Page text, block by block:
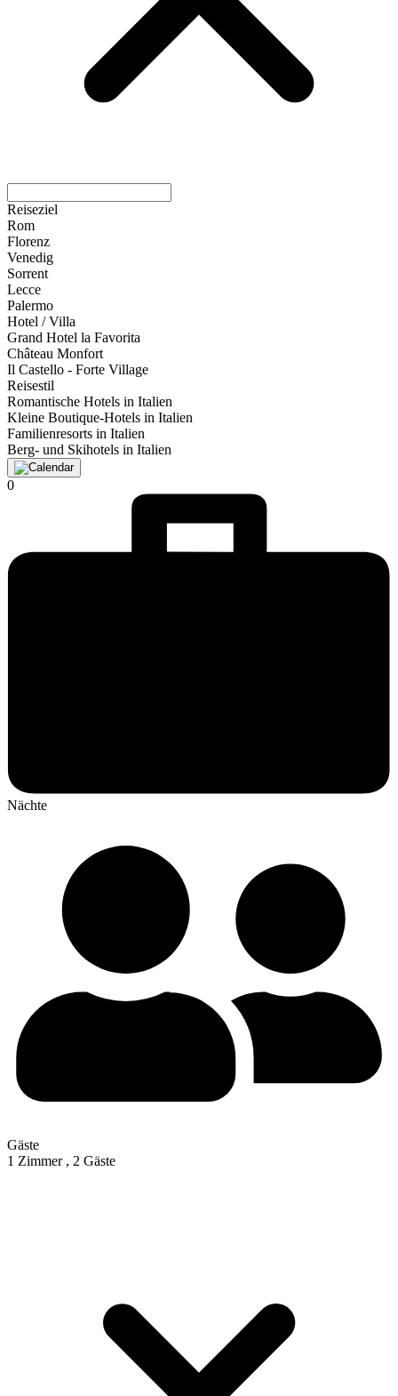
Reiseziel
Rom
Florenz
Venedig
Sorrent
Lecce
Palermo
Hotel / Villa
Grand Hotel la Favorita
Château Monfort
Il Castello - Forte Village
Reisestil
Romantische Hotels in Italien
Kleine Boutique-Hotels in Italien
Familienresorts in Italien
Berg- und Skihotels in Italien
0
Nächte
Gäste
1 Zimmer , 2 Gäste